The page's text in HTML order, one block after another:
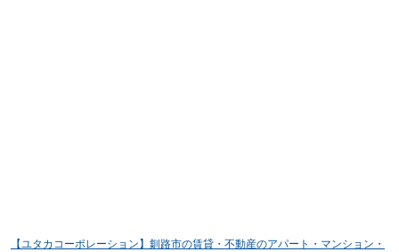
【ユタカコーポレーション】釧路市の賃貸・不動産のアパート・マンション・